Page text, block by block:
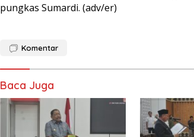
pungkas Sumardi. (adv/er)
Komentar
Baca Juga